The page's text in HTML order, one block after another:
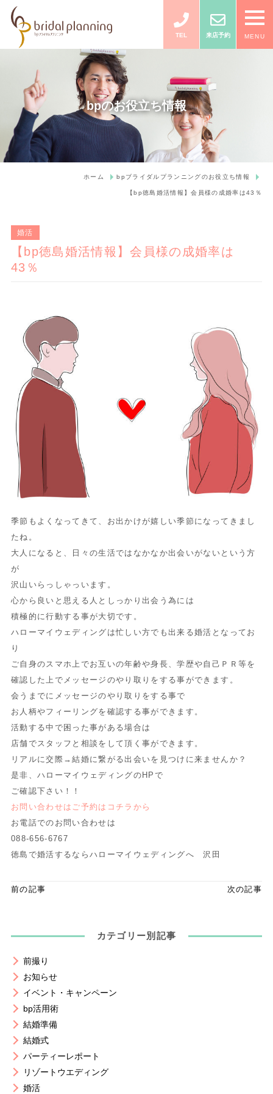
TEL 来店予約 MENU
bpのお役立ち情報
ホーム bpブライダルプランニングのお役立ち情報
【bp徳島婚活情報】会員様の成婚率は43％
婚活
【bp徳島婚活情報】会員様の成婚率は
43％
季節もよくなってきて、お出かけが嬉しい季節になってきまし
たね。
大人になると、日々の生活ではなかなか出会いがないという方
が
沢山いらっしゃっいます。
心から良いと思える人としっかり出会う為には
積極的に行動する事が大切です。
ハローマイウェディングは忙しい方でも出来る婚活となってお
り
ご自身のスマホ上でお互いの年齢や身長、学歴や自己ＰＲ等を
確認した上でメッセージのやり取りをする事ができます。
会うまでにメッセージのやり取りをする事で
お人柄やフィーリングを確認する事ができます。
活動する中で困った事がある場合は
店舗でスタッフと相談をして頂く事ができます。
リアルに交際→結婚に繋がる出会いを見つけに来ませんか？
是非、ハローマイウェディングのHPで
ご確認下さい！！
お問い合わせはご予約はコチラから
お電話でのお問い合わせは
088-656-6767
徳島で婚活するならハローマイウェディングへ 沢田
前の記事 次の記事
カテゴリー別記事
前撮り
お知らせ
イベント・キャンペーン
bp活用術
結婚準備
結婚式
パーティーレポート
リゾートウエディング
婚活